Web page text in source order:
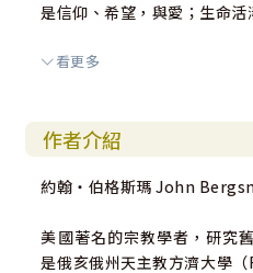
是信仰、希望，與愛；生命活
國際知名猶太教研究學者保
勒他的樣貌，以薩奇教授自
受過猶太宗教文化學和古典
研讀過包括福音在內的一些
上，描繪福音中的耶穌」，
會脈絡中去認識耶穌，解讀
看更多
作者介紹
約翰‧伯格斯瑪 John
美國著名的宗教學者，研究
是俄亥俄州天主教方濟大學